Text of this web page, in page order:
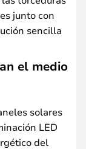
junto con
sencilla
el medio
solares
LED
del